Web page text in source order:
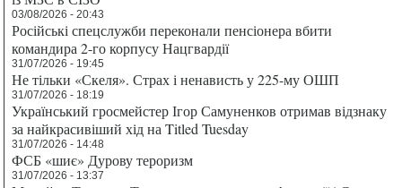
03/08/2026 - 20:43
Російські спецслужби переконали пенсіонера вбити
командира 2-го корпусу Нацгвардії
31/07/2026 - 19:45
Не тільки «Скеля». Страх і ненависть у 225-му ОШП
31/07/2026 - 18:19
Український гросмейстер Ігор Самуненков отримав відзнаку
за найкрасивіший хід на Titled Tuesday
31/07/2026 - 14:48
ФСБ «шиє» Дурову тероризм
31/07/2026 - 13:37